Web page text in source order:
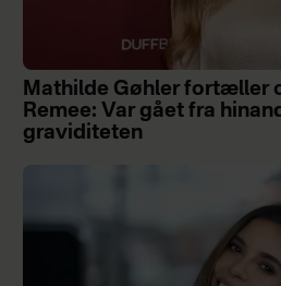
Mathilde Gøhler fortæller
Remee: Var gået fra
graviditeten